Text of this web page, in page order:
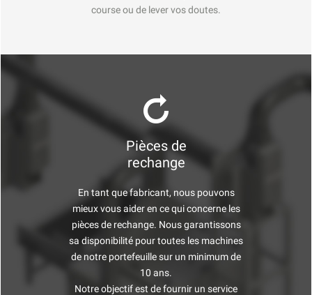
course ou de lever vos doutes.
Pièces de
rechange
En tant que fabricant, nous pouvons
mieux vous aider en ce qui concerne les
pièces de rechange. Nous garantissons
sa disponibilité pour toutes les machines
de notre portefeuille sur un minimum de
10 ans.
Notre objectif est de fournir un service